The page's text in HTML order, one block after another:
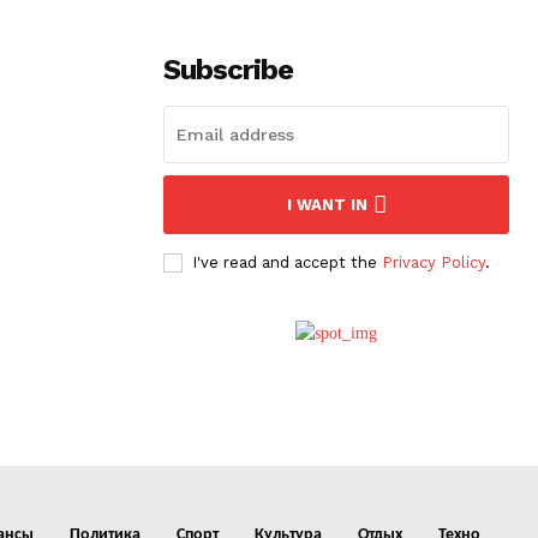
Subscribe
I WANT IN
I've read and accept the Privacy Policy.